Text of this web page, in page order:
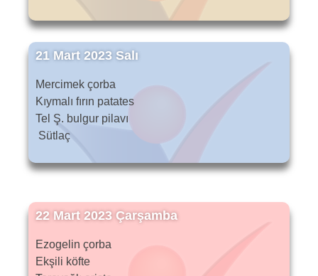
21 Mart 2023 Salı
Mercimek çorba
Kıymalı fırın patates
Tel Ş. bulgur pilavı
Sütlaç
22 Mart 2023 Çarşamba
Ezogelin çorba
Ekşili köfte